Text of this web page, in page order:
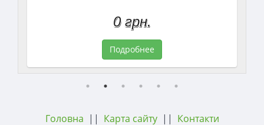
0 грн.
Подробнее
Головна || Карта сайту|| Контакти